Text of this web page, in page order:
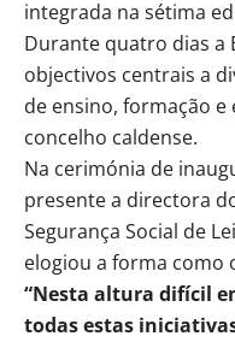
integrada na sétima
Durante quatro dias a
objectivos centrais a
de ensino, formação
concelho caldense.
Na cerimónia de
presente a directora
Segurança Social de
elogiou a forma como
“Nesta altura difícil
todas estas